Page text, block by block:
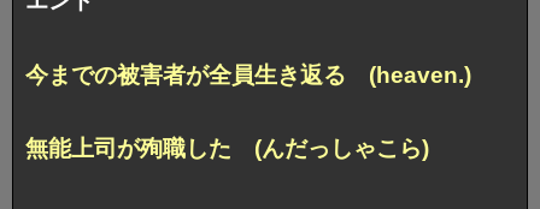
今までの被害者が全員生き返る (heaven.)
無能上司が殉職した (んだっしゃこら)